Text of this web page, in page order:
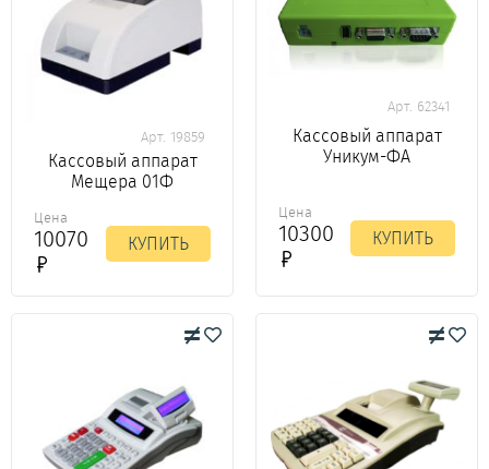
Арт. 19859
Кассовый аппарат
Мещера 01Ф
Цена
10070 КУПИТЬ
Арт. 62341
Кассовый аппарат
Уникум-ФА
Цена
10300 КУПИТЬ